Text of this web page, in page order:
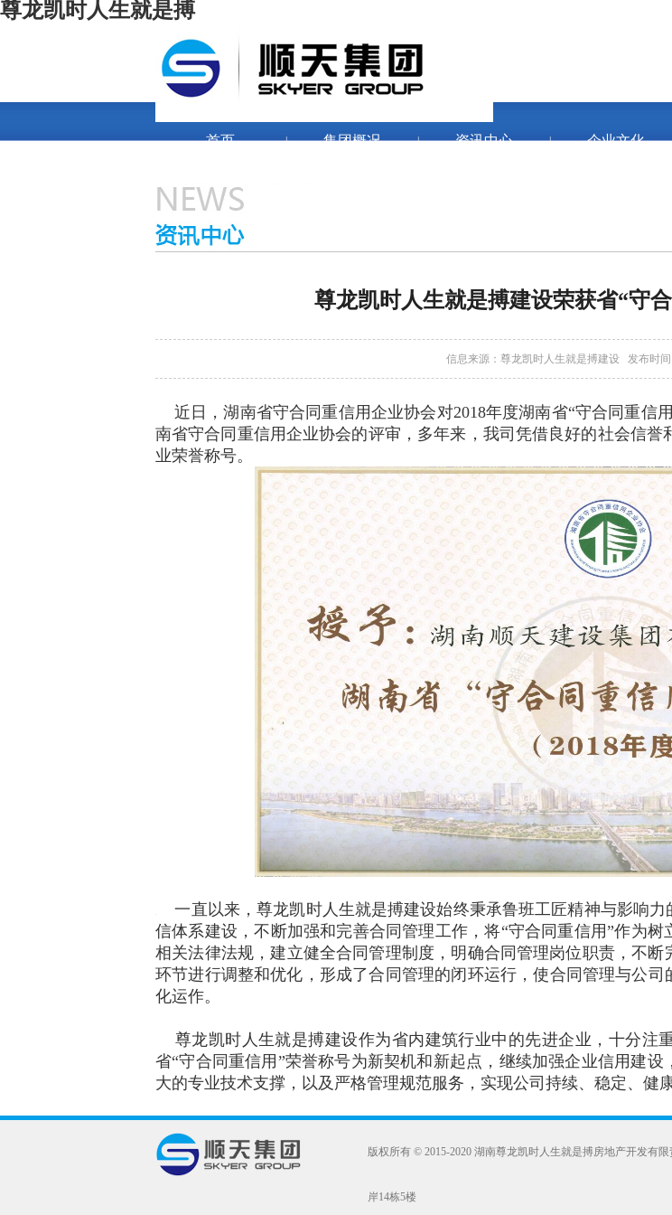
尊龙凯时人生就是搏
首页 | 集团概况 | 资讯中心 | 企业文化
尊龙凯时人生就是搏建设荣获省“守
信息来源： 尊龙凯时人生就是搏建设 发布时间
近日，湖南省守合同重信用企业协会对2018年度湖南省“守合同重信
南省守合同重信用企业协会的评审，多年来，我司凭借良好的社会信
业荣誉称号。
一直以来，尊龙凯时人生就是搏建设始终秉承鲁班工匠精神与影响力
信体系建设 ，不断加强和完善合同管理工作，将“守合同重信用”作为树
相关法律法规，建立健全合同管理制度，明确合同管理岗位职责 ，不
环节进行调整和优化 ，形成了合同管理的闭环运行 ，使合同管理与公
化运作。
尊龙凯时人生就是搏建设作为省内建筑行业中的先进企业，十分注
省“守合同重信用”荣誉称号为新契机和新起点，继续加强企业信用建设
大的专业技术支撑，以及严格管理规范服务，实现公司持续 、稳定、健康
版权所有 © 2015-2020 湖南尊龙凯时人生就是搏房地产开发有
岸14栋5楼